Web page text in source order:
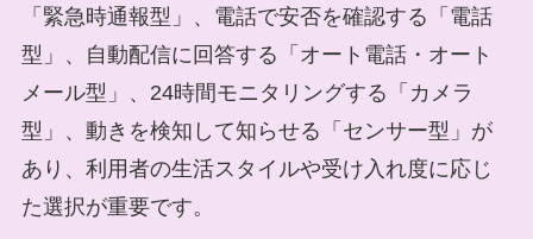
「緊急時通報型」、電話で安否を確認する「電話
型」、自動配信に回答する「オート電話・オート
メール型」、24時間モニタリングする「カメラ
型」、動きを検知して知らせる「センサー型」が
あり、利用者の生活スタイルや受け入れ度に応じ
た選択が重要です。